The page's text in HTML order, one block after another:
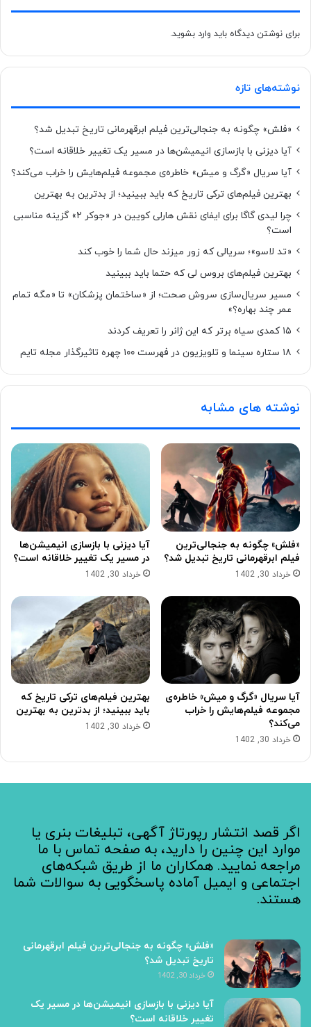
برای نوشتن دیدگاه باید وارد بشوید.
نوشته‌های تازه
«فلش» چگونه به جنجالی‌ترین فیلم ابرقهرمانی تاریخ تبدیل شد؟
آیا دیزنی با بازسازی انیمیشن‌ها در مسیر یک تغییر خلاقانه است؟
آیا سریال «گرگ و میش» خاطره‌ی مجموعه‌ فیلم‌هایش را خراب می‌کند؟
بهترین فیلم‌های ترکی تاریخ که باید ببینید؛ از بدترین به بهترین
چرا لیدی گاگا برای ایفای نقش هارلی کویین در «جوکر ۲» گزینه مناسبی
است؟
«تد لاسو»؛ سریالی که زور میزند حال شما را خوب کند
بهترین فیلم‌های بروس لی که حتما باید ببینید
مسیر سریال‌سازی سروش صحت؛ از «ساختمان پزشکان» تا «مگه تمام
عمر چند بهاره؟»
۱۵ کمدی سیاه برتر که این ژانر را تعریف کردند
۱۸ ستاره‌ سینما و تلویزیون در فهرست ۱۰۰ چهره تاثیرگذار مجله تایم
نوشته های مشابه
«فلش» چگونه به جنجالی‌ترین
فیلم ابرقهرمانی تاریخ تبدیل شد؟
خرداد 30, 1402
آیا دیزنی با بازسازی انیمیشن‌ها
در مسیر یک تغییر خلاقانه است؟
خرداد 30, 1402
آیا سریال «گرگ و میش» خاطره‌ی
مجموعه‌ فیلم‌هایش را خراب
می‌کند؟
خرداد 30, 1402
بهترین فیلم‌های ترکی تاریخ که
باید ببینید؛ از بدترین به بهترین
خرداد 30, 1402
اگر قصد انتشار رپورتاژ آگهی، تبلیغات بنری یا
موارد این چنین را دارید، به صفحه تماس با ما
مراجعه نمایید. همکاران ما از طریق شبکه‌های
اجتماعی و ایمیل آماده پاسخگویی به سوالات شما
هستند.
«فلش» چگونه به جنجالی‌ترین فیلم ابرقهرمانی
تاریخ تبدیل شد؟
خرداد 30, 1402
آیا دیزنی با بازسازی انیمیشن‌ها در مسیر یک
تغییر خلاقانه است؟